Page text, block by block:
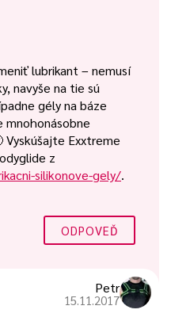
lubrikant – nemusí
navyše na tie sú
gély na báze
mnohonásobne
Vyskúšajte Exxtreme
z
silikonove-gely/.
ODPOVEĎ
Petr
15.11.2017